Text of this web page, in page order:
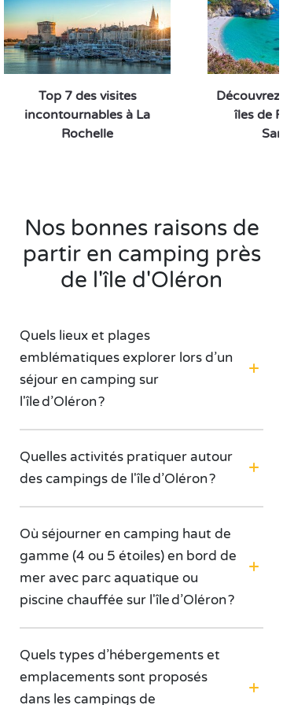
votre préférence. À l’abri des pins, elle est Idéale
pour la baignade, la balade et la sieste !
Top 7 des visites
incontournables à La
Rochelle
îles de
Nos bonnes raisons de
partir en camping près
de l'île d'Oléron
Quels lieux et plages
emblématiques explorer lors d’un
séjour en camping sur
l'île d’Oléron ?
Quelles activités pratiquer autour
des campings de l'île d’Oléron ?
Où séjourner en camping haut de
gamme (4 ou 5 étoiles) en bord de
mer avec parc aquatique ou
piscine chauffée sur l'île d’Oléron ?
Quels types d’hébergements et
emplacements sont proposés
dans les campings de